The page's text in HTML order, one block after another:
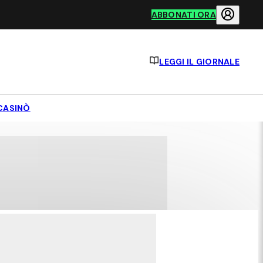
ABBONATI ORA
LEGGI IL GIORNALE